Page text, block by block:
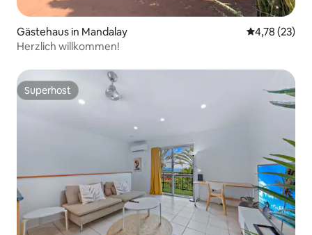
Gästehaus in Mandalay
4,78 (23)
Herzlich willkommen!
Superhost
Superhost